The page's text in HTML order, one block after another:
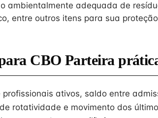
ambientalmente adequada de
entre outros itens para sua
CBO Parteira
ativos, saldo entre
rotatividade e movimento dos